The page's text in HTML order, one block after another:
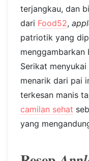
terjangkau, dan
dari Food52,
patriotik yang
menggambarkan
Serikat
menarik dari pai
terkesan manis
camilan sehat
yang